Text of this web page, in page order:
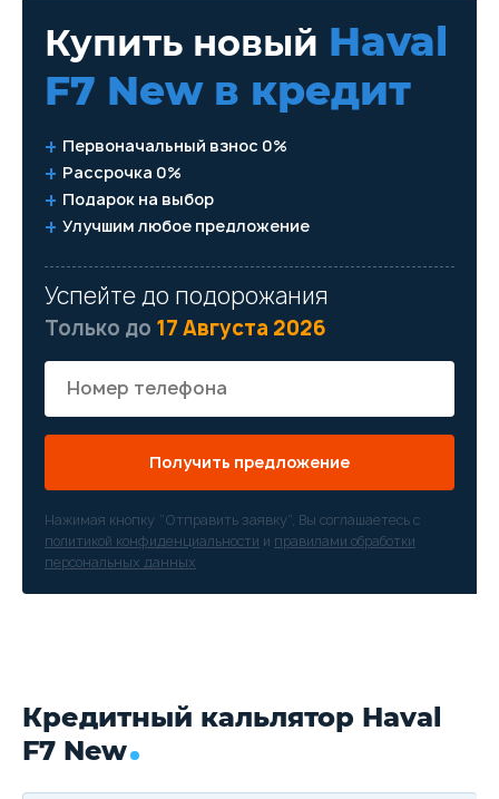
Купить новый Haval
F7 Newв кредит
Первоначальный взнос 0%
Рассрочка 0%
Подарок на выбор
Улучшим любое предложение
Успейте до подорожания
Только до 17 Августа 2026
Получить предложение
Нажимая кнопку “Отправить заявку”, Вы соглашаетесь с
политикой конфиденциальности и правилами обработки
персональных данных
Кредитный кальлятор Haval
F7 New